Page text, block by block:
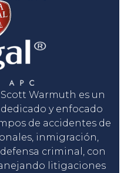
Warmuth es un
y enfocado
de accidentes de
inmigración,
criminal, con
litigaciones